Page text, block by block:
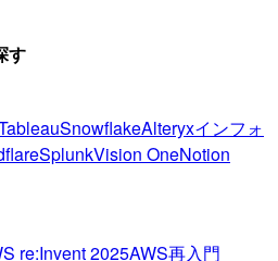
す
SnowflakeAlteryxインフォ
SplunkVision OneNotion
re:Invent 2025AWS再入門